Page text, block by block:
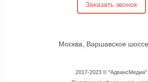
Заказать звонок
Москва, Варшавское
2017-2023 © "АдвансМедиа"